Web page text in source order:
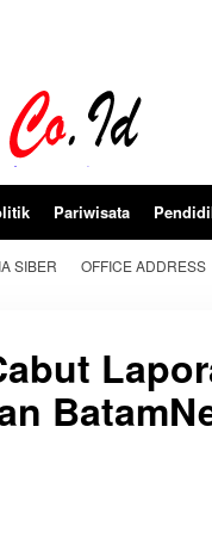
Pariwisata
SIBER OFFICE ADDRESS